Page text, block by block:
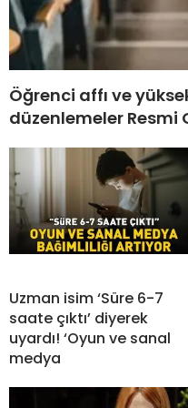
Öğrenci affı ve
düzenlemeler Resmi
Uzman isim ‘Süre 6-7
saate çıktı’ diyerek
uyardı! ‘Oyun ve sanal
medya